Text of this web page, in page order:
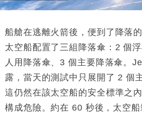
船艙在逃離火箭後，便到了降落
太空船配置了三組降落傘：2 個
人用降落傘、3 個主要降落傘。
露，當天的測試中只展開了 2 個
這仍然在該太空船的安全標準之
構成危險。約在 60 秒後，太空